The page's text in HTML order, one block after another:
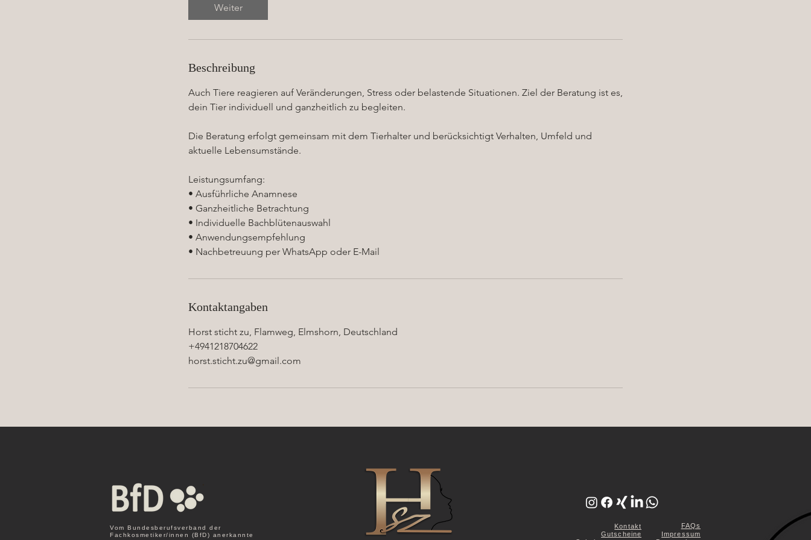
Weiter
Beschreibung
Auch Tiere reagieren auf Veränderungen, Stress oder belastende Situationen. Ziel der Beratung ist es,
dein Tier individuell und ganzheitlich zu begleiten.
Die Beratung erfolgt gemeinsam mit dem Tierhalter und berücksichtigt Verhalten, Umfeld und
aktuelle Lebensumstände.
Leistungsumfang:
• Ausführliche Anamnese
• Ganzheitliche Betrachtung
• Individuelle Bachblütenauswahl
• Anwendungsempfehlung
• Nachbetreuung per WhatsApp oder E-Mail
Kontaktangaben
Horst sticht zu, Flamweg, Elmshorn, Deutschland
+4941218704622
horst.sticht.zu@gmail.com
Vom Bundesberufsverband der
Fachkosmetiker/innen (BfD) anerkannte
Kontakt
Gutscheine
FAQs
Impressum